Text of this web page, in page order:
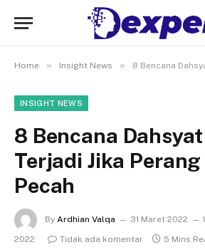
Home » Insight News » 8 Bencana Dahsyat yang
INSIGHT NEWS
8 Bencana
Terjadi Jika
Pecah
By Ardhian Valqa 31 Maret 2022
2022
Tidak ada komentar 5 Mins